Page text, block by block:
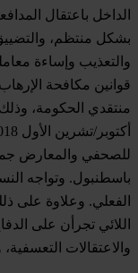
الداخل باعتقال
بشكل منتظم، والتضييق
والتعذيب وإساءة
قوانين مكافحة
منتقدي الحكومة،
للصحفي والمعارض
باسطنبول. وتواجه
الفعلي. وعلاوة على
اللائي تجرأن على
والاعتقالات التعسفية،